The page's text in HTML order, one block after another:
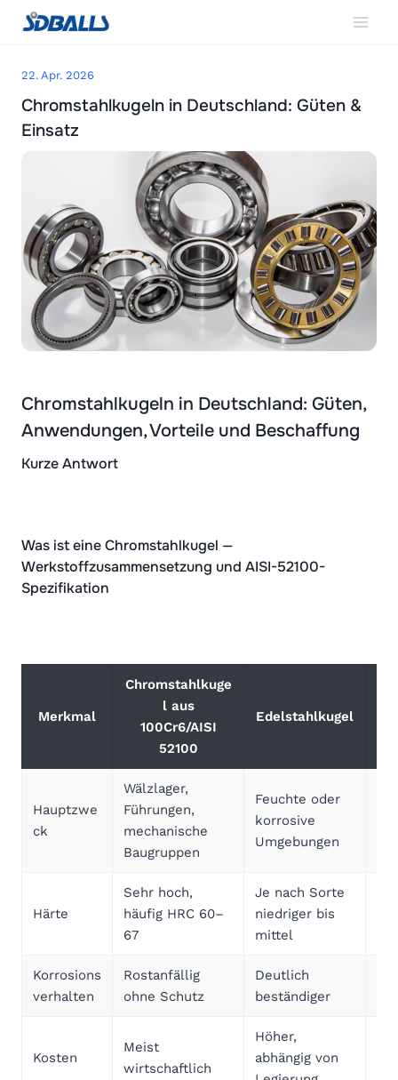
Inhalt
22. Apr. 2026
Chromstahlkugeln in Deutschland: Güten &
Einsatz
Chromstahlkugeln in Deutschland: Güten,
Anwendungen, Vorteile und Beschaffung
Kurze Antwort
Was ist eine Chromstahlkugel —
Werkstoffzusammensetzung und AISI-52100-
Spezifikation
Merkmal
Chromstahlkuge
l aus
100Cr6/AISI
52100
Edelstahlkugel
Hauptzwe
ck
Wälzlager,
Führungen,
mechanische
Baugruppen
Feuchte oder
korrosive
Umgebungen
Härte
Sehr hoch,
häufig HRC 60–
67
Je nach Sorte
niedriger bis
mittel
Korrosions
verhalten
Rostanfällig
ohne Schutz
Deutlich
beständiger
Kosten
Meist
wirtschaftlich
Höher,
abhängig von